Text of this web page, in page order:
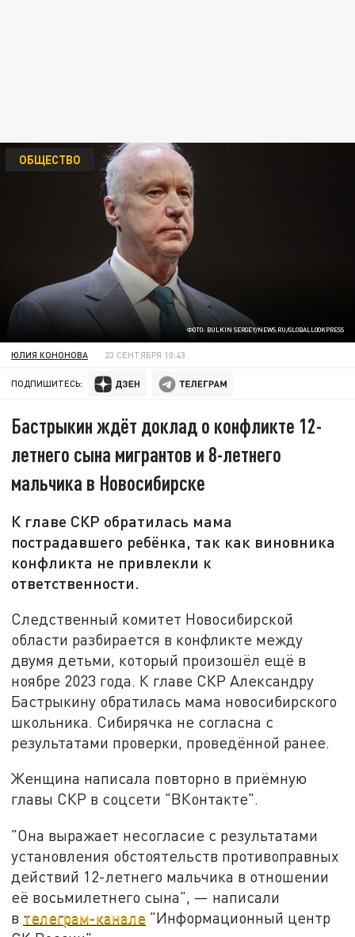
ФОТО: BULKIN SERGEY/NEWS.RU/GLOBALLOOKPRESS
ОБЩЕСТВО
ЮЛИЯ КОНОНОВА 23 СЕНТЯБРЯ 10:43
ПОДПИШИТЕСЬ:
Бастрыкин ждёт доклад о конфликте 12-
летнего сына мигрантов и 8-летнего
мальчика в Новосибирске
К главе СКР обратилась мама
пострадавшего ребёнка, так как виновника
конфликта не привлекли к
ответственности.
Следственный комитет Новосибирской
области разбирается в конфликте между
двумя детьми, который произошёл ещё в
ноябре 2023 года. К главе СКР Александру
Бастрыкину обратилась мама новосибирского
школьника. Сибирячка не согласна с
результатами проверки, проведённой ранее.
Женщина написала повторно в приёмную
главы СКР в соцсети "ВКонтакте".
"Она выражает несогласие с результатами
установления обстоятельств противоправных
действий 12-летнего мальчика в отношении
её восьмилетнего сына", — написали
в телеграм-канале "Информационный центр